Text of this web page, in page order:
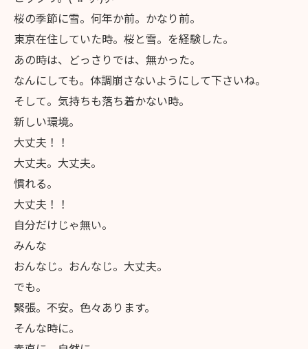
桜の季節に雪。何年か前。かなり前。
東京在住していた時。桜と雪。を経験した。
あの時は、どっさりでは、無かった。
なんにしても。体調崩さないようにして下さいね。
そして。気持ちも落ち着かない時。
新しい環境。
大丈夫！！
大丈夫。大丈夫。
慣れる。
大丈夫！！
自分だけじゃ無い。
みんな
おんなじ。おんなじ。大丈夫。
でも。
緊張。不安。色々あります。
そんな時に。